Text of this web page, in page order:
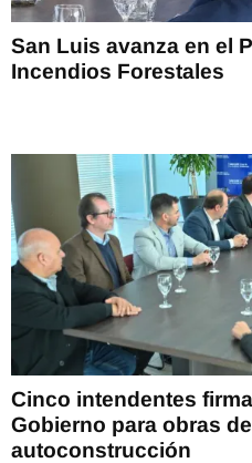
San Luis avanza en el
Incendios Forestales
Cinco intendentes
Gobierno para obras
autoconstrucción